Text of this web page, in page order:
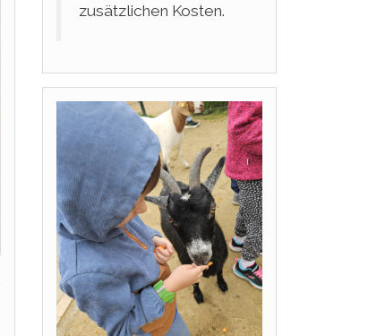
zusätzlichen Kosten.